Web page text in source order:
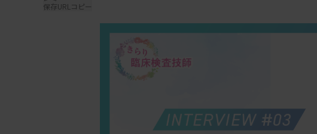
保存URLコピー